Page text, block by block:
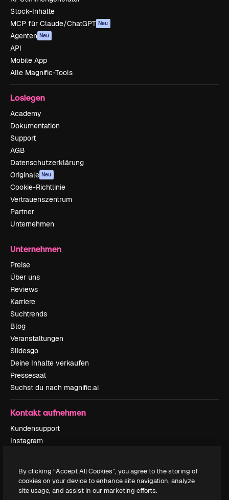
Stock-Inhalte
MCP für Claude/ChatGPT Neu
Agenten Neu
API
Mobile App
Alle Magnific-Tools
Loslegen
Academy
Dokumentation
Support
AGB
Datenschutzerklärung
Originale Neu
Cookie-Richtlinie
Vertrauenszentrum
Partner
Unternehmen
Unternehmen
Preise
Über uns
Reviews
Karriere
Suchtrends
Blog
Veranstaltungen
Slidesgo
Deine Inhalte verkaufen
Pressesaal
Suchst du nach magnific.ai
Kontakt aufnehmen
Kundensupport
Instagram
TikTok
Discord
By clicking “Accept All Cookies”, you agree to the storing of
cookies on your device to enhance site navigation, analyze
site usage, and assist in our marketing efforts.